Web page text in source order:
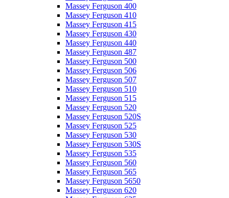
Massey Ferguson 400
Massey Ferguson 410
Massey Ferguson 415
Massey Ferguson 430
Massey Ferguson 440
Massey Ferguson 487
Massey Ferguson 500
Massey Ferguson 506
Massey Ferguson 507
Massey Ferguson 510
Massey Ferguson 515
Massey Ferguson 520
Massey Ferguson 520S
Massey Ferguson 525
Massey Ferguson 530
Massey Ferguson 530S
Massey Ferguson 535
Massey Ferguson 560
Massey Ferguson 565
Massey Ferguson 5650
Massey Ferguson 620